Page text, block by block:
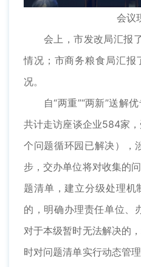
会议
会上，市发改局汇报了
情况；市商务粮食局汇报
况。
自“两重”“两新”送解优
共计走访座谈企业584家
个问题循环园已解决），
步，交办单位将对收集的
题清单，建立分级处理
的，明确办理责任单位、
对于本级暂时无法解决的
时对问题清单实行动态管